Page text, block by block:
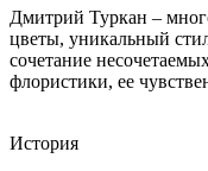
Дмитрий Туркан –
цветы, уникальный
сочетание
флористики, ее
История